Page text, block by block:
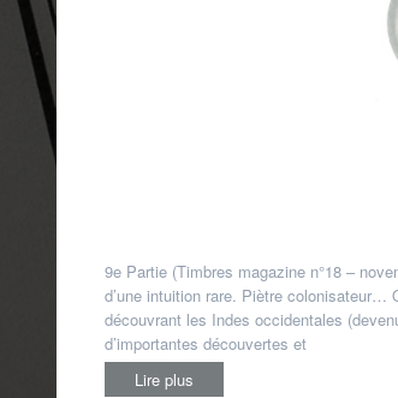
9e Partie (Timbres magazine n°18 –
d’une intuition rare. Piètre colonisateur…
découvrant les Indes occidentales
d’importantes découvertes et
Lire plus